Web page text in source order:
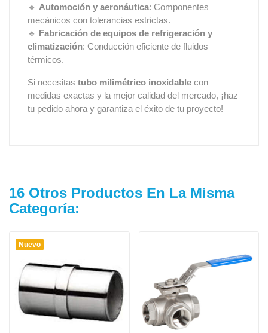
🔹 Automoción y aeronáutica: Componentes
mecánicos con tolerancias estrictas.
🔹 Fabricación de equipos de refrigeración y
climatización: Conducción eficiente de fluidos
térmicos.
Si necesitas tubo milimétrico inoxidable con
medidas exactas y la mejor calidad del mercado, ¡haz
tu pedido ahora y garantiza el éxito de tu proyecto!
16 Otros Productos En La Misma
Categoría:
Nuevo